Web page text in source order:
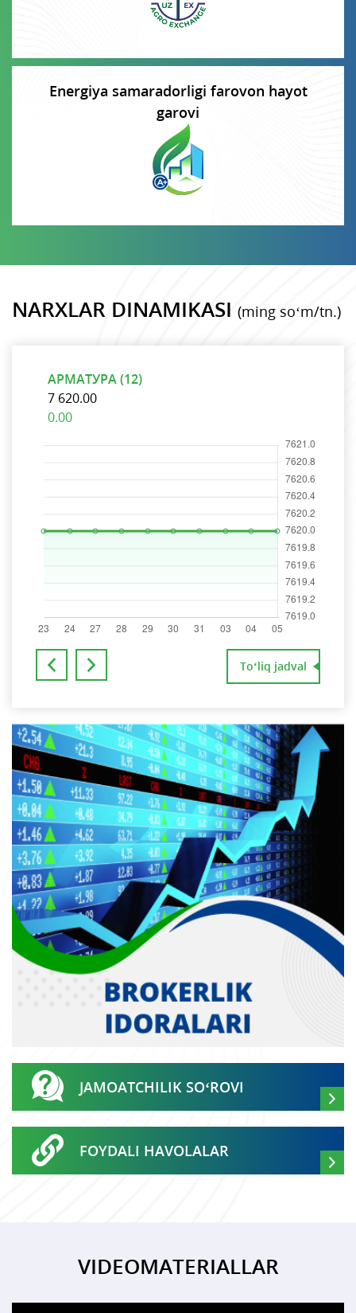
Energiya samaradorligi farovon hayot
garovi
NARXLAR DINAMIKASI (ming so‘m/tn.)
АРМАТУРА (12)
7 620.00
0.00
To‘liq jadval
JAMOATCHILIK SO‘ROVI
FOYDALI HAVOLALAR
VIDEOMATERIALLAR